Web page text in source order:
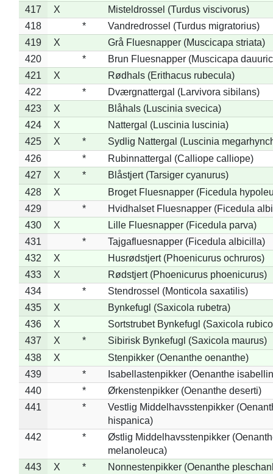
417
X
Misteldrossel (Turdus viscivorus)
418
*
Vandredrossel (Turdus migratorius)
419
X
Grå Fluesnapper (Muscicapa striata)
420
*
Brun Fluesnapper (Muscicapa
421
X
Rødhals (Erithacus rubecula)
422
*
Dværgnattergal (Larvivora sibilans)
423
X
Blåhals (Luscinia svecica)
424
X
Nattergal (Luscinia luscinia)
425
X *
Sydlig Nattergal (Luscinia
426
*
Rubinnattergal (Calliope calliope)
427
X *
Blåstjert (Tarsiger cyanurus)
428
X
Broget Fluesnapper (Ficedula
429
*
Hvidhalset Fluesnapper (Ficedula
430
X
Lille Fluesnapper (Ficedula parva)
431
*
Tajgafluesnapper (Ficedula albicilla)
432
X
Husrødstjert (Phoenicurus ochruros)
433
X
Rødstjert (Phoenicurus phoenicurus)
434
*
Stendrossel (Monticola saxatilis)
435
X
Bynkefugl (Saxicola rubetra)
436
X
Sortstrubet Bynkefugl (Saxicola
437
X *
Sibirisk Bynkefugl (Saxicola maurus)
438
X
Stenpikker (Oenanthe oenanthe)
439
*
Isabellastenpikker (Oenanthe
440
*
Ørkenstenpikker (Oenanthe deserti)
441
*
Vestlig Middelhavsstenpikker
hispanica)
442
*
Østlig Middelhavsstenpikker
melanoleuca)
443
X *
Nonnestenpikker (Oenanthe